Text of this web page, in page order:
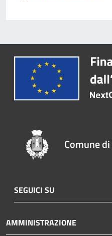
Comune
SEGUICI SU
AMMINISTRAZIONE